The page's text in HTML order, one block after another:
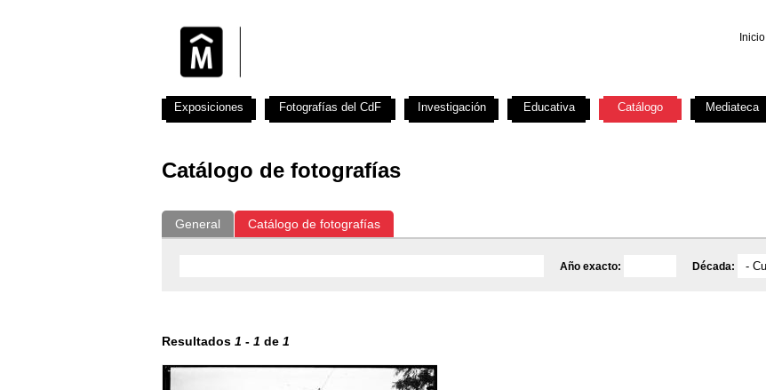
Inicio
Catálogo de fotografías
General Catálogo de fotografías
Año exacto: Década:
Resultados 1 - 1 de 1
Exposiciones Fotografías del CdF Investigación Educativa Catálogo Mediateca